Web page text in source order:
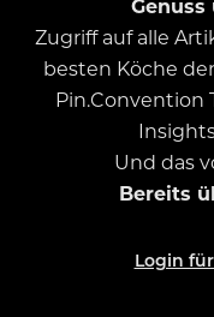
Zugriff auf alle
besten Köche
Pin.Convention
Und das
Bereits
Login